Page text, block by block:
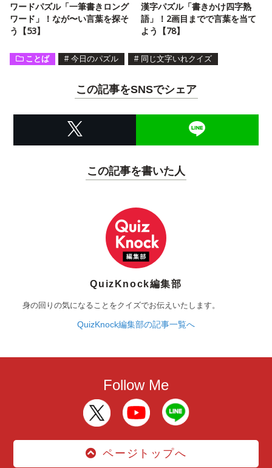
ワードパズル「一筆書きロング
ワード」！なが〜い言葉を探そ
う【53】
漢字パズル「書きかけ四字熟
語」！2画目までで言葉を当て
よう【78】
ことば # 今日のパズル # 同じ文字いれクイズ
この記事をSNSでシェア
この記事を書いた人
QuizKnock編集部
身の回りの気になることをクイズでお伝えいたします。
QuizKnock編集部の記事一覧へ
Follow Me
ページトップへ